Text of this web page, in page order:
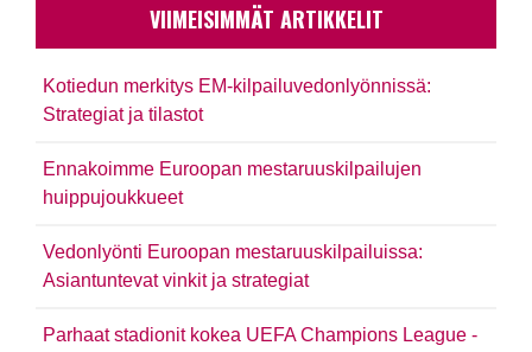
VIIMEISIMMÄT ARTIKKELIT
Kotiedun merkitys EM-kilpailuvedonlyönnissä:
Strategiat ja tilastot
Ennakoimme Euroopan mestaruuskilpailujen
huippujoukkueet
Vedonlyönti Euroopan mestaruuskilpailuissa:
Asiantuntevat vinkit ja strategiat
Parhaat stadionit kokea UEFA Champions League -